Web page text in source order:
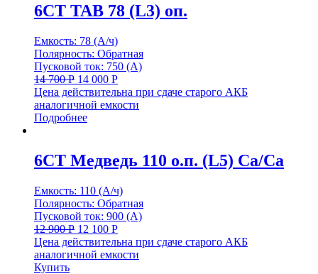
6СТ TAB 78 (L3) оп.
Емкость: 78 (А/ч)
Полярность: Обратная
Пусковой ток: 750 (А)
14 700Р 14 000 Р
Цена действительна при сдаче старого АКБ
аналогичной емкости
Подробнее
6СТ Медведь 110 о.п. (L5) Са/Са
Емкость: 110 (А/ч)
Полярность: Обратная
Пусковой ток: 900 (А)
12 900Р 12 100 Р
Цена действительна при сдаче старого АКБ
аналогичной емкости
Купить